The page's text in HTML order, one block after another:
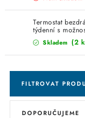
ŽÁROVKY
OHŘÍVAČE VODY
Termostat
týdenní s
telefonem, LCD
Skladem (2
FILTROVAT
V
Ř
DOPORUČUJEME